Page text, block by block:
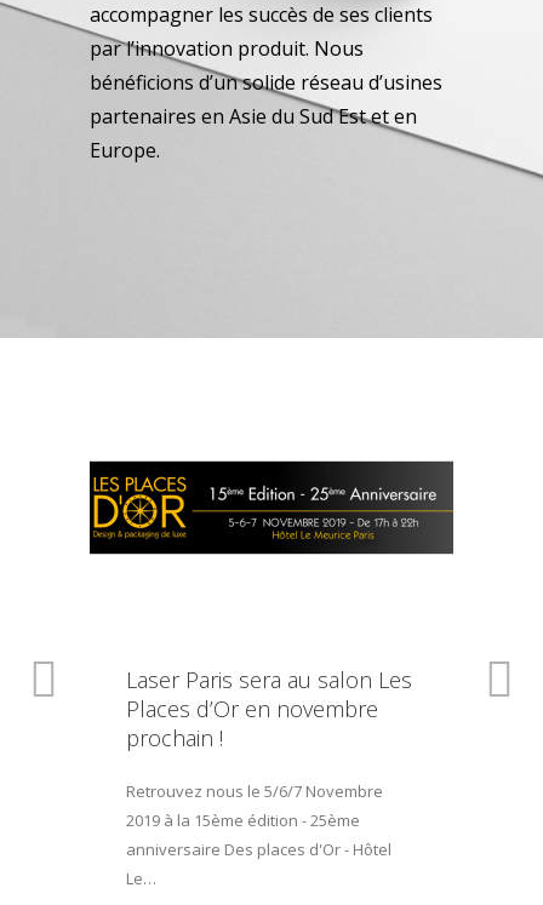
accompagner les succès de ses clients
par l’innovation produit. Nous
bénéficions d’un solide réseau d’usines
partenaires en Asie du Sud Est et en
Europe.
Laser Paris sera au salon Les
Places d’Or en novembre
prochain !
Retrouvez nous le 5/6/7 Novembre
2019 à la 15ème édition - 25ème
anniversaire Des places d'Or - Hôtel
Le…